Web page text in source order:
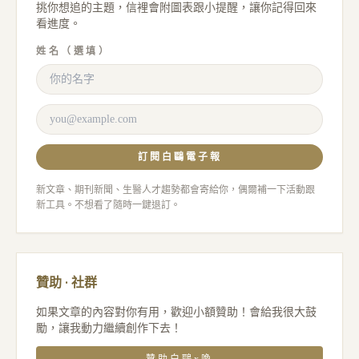
挑你想追的主題，信裡會附圖表跟小提醒，讓你記得回來
看進度。
姓名（選填）
訂閱白鷗電子報
新文章、期刊新聞、生醫人才趨勢都會寄給你，偶爾補一下活動跟
新工具。不想看了隨時一鍵退訂。
贊助 · 社群
如果文章的內容對你有用，歡迎小額贊助！會給我很大鼓
勵，讓我動力繼續創作下去！